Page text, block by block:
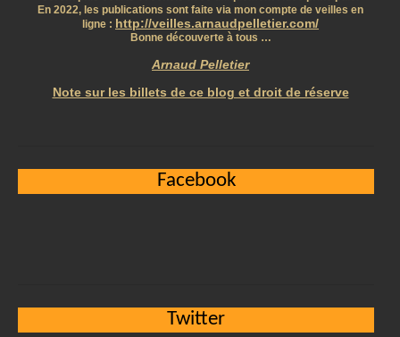
En 2022, les publications sont faite via mon compte de veilles en
ligne : http://veilles.arnaudpelletier.com/
Bonne découverte à tous …
Arnaud Pelletier
Note sur les billets de ce blog et droit de réserve
Facebook
Twitter